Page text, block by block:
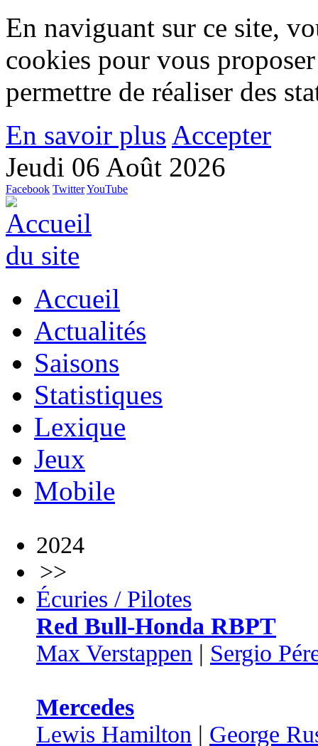
En naviguant sur ce site,
cookies pour vous
permettre de réaliser des
En savoir plus Accepter
Jeudi 06 Août 2026
Facebook TwitterYouTube
Accueil
Actualités
Saisons
Statistiques
Lexique
Jeux
Mobile
2024
>>
Écuries / Pilotes
Red Bull-Honda RBPT
Max Verstappen | Sergio
Mercedes
Lewis Hamilton | George